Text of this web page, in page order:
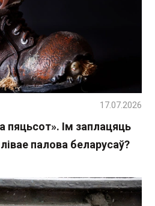
пяцьсот». Ім заплацяць
палова беларусаў?
17.07.2026